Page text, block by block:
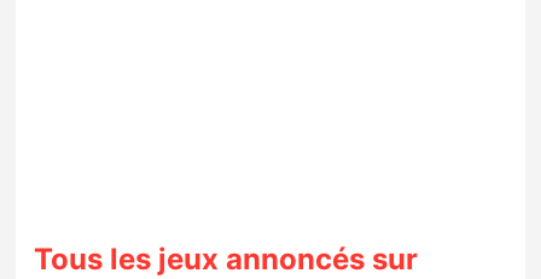
Tous les jeux annoncés sur